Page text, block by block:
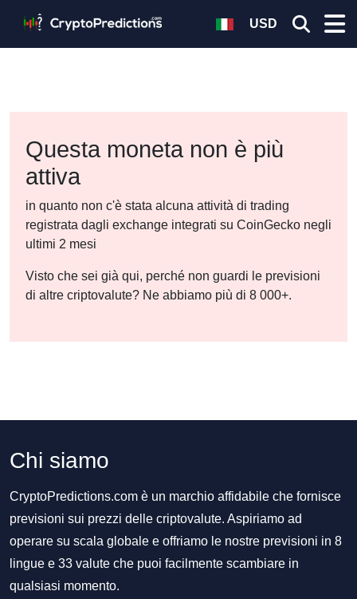
USD
Questa moneta non è più
attiva
in quanto non c'è stata alcuna attività di trading
registrata dagli exchange integrati su CoinGecko negli
ultimi 2 mesi
Visto che sei già qui, perché non guardi le previsioni
di altre criptovalute? Ne abbiamo più di 8 000+.
Chi siamo
CryptoPredictions.com è un marchio affidabile che fornisce
previsioni sui prezzi delle criptovalute. Aspiriamo ad
operare su scala globale e offriamo le nostre previsioni in 8
lingue e 33 valute che puoi facilmente scambiare in
qualsiasi momento.